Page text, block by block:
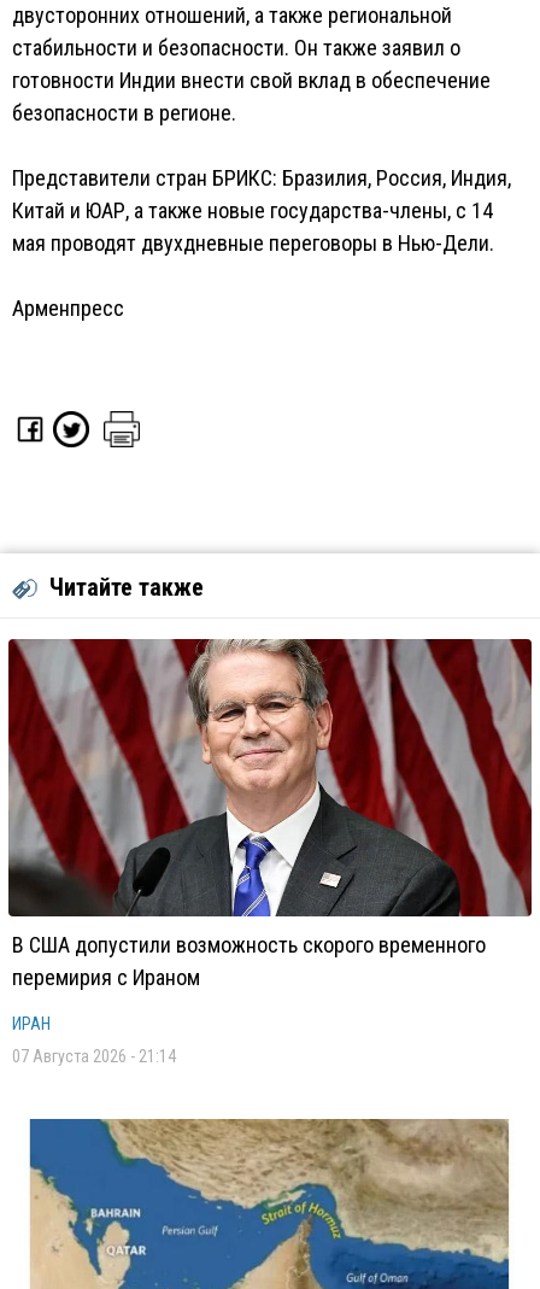
двусторонних отношений, а также региональной
стабильности и безопасности. Он также заявил о
готовности Индии внести свой вклад в обеспечение
безопасности в регионе.
Представители стран БРИКС: Бразилия, Россия, Индия,
Китай и ЮАР, а также новые государства-члены, с 14
мая проводят двухдневные переговоры в Нью-Дели.
Арменпресс
Читайте также
В США допустили возможность скорого временного
перемирия с Ираном
ИРАН
07 Августа 2026 - 21:14